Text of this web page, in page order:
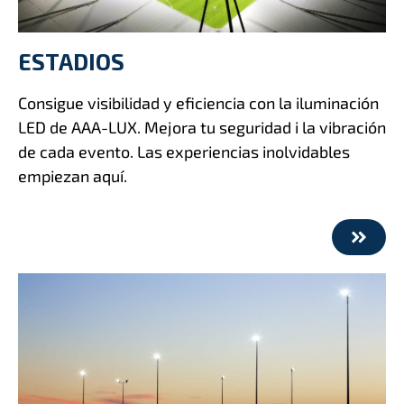
ESTADIOS
Consigue visibilidad y eficiencia con la iluminación
LED de AAA-LUX. Mejora tu seguridad i la vibración
de cada evento. Las experiencias inolvidables
empiezan aquí.